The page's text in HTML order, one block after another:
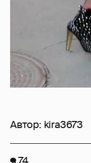
Автор: kira3673